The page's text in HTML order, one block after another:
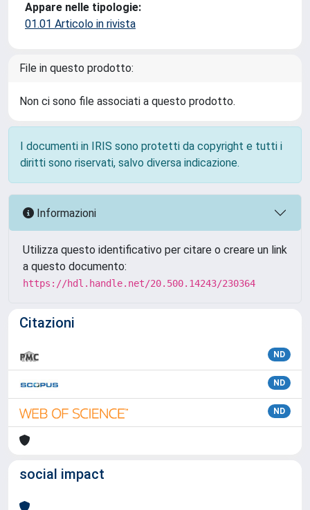
Appare nelle tipologie:
01.01 Articolo in rivista
File in questo prodotto:
Non ci sono file associati a questo prodotto.
I documenti in IRIS sono protetti da copyright e tutti i
diritti sono riservati, salvo diversa indicazione.
Informazioni
Utilizza questo identificativo per citare o creare un link
a questo documento:
https://hdl.handle.net/20.500.14243/230364
Citazioni
ND
ND
ND
social impact